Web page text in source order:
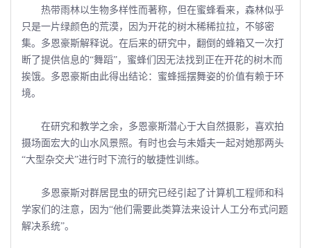
热带雨林以生物多样性而著称，但在蜜蜂看来，森林似乎
只是一片绿颜色的荒漠，因为开花的树木稀稀拉拉，不够密
集。多恩豪斯解释说。在后来的研究中，翻倒的蜂箱又一次打
断了提供信息的“舞蹈”，蜜蜂们因无法找到正在开花的树木而
挨饿。多恩豪斯由此得出结论：蜜蜂摇摆舞姿的价值有赖于环
境。
在研究和教学之余，多恩豪斯潜心于大自然摄影，喜欢拍
摄场面宏大的山水风景照。有时也会与未婚夫一起对她那两头
“大型杂交犬”进行时下流行的敏捷性训练。
多恩豪斯对群居昆虫的研究已经引起了计算机工程师和科
学家们的注意，因为“他们需要此类算法来设计人工分布式问题
解决系统”。